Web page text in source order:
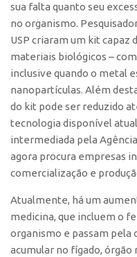
Editais
Pesquisa na USP
EMBRAPIIs
CEPIDs
CEPIX
INCTs
PRPI/USP
InovaUSP
Comunicação
Eventos
sua falta quanto seu
no organismo.
USP criaram um kit
materiais biológicos –
inclusive quando o metal
nanopartículas. Além
do kit pode ser reduzido
tecnologia disponível
intermediada pela
agora procura empresas
comercialização e
Atualmente, há um
medicina, que incluem o
organismo e passam pela
acumular no fígado, órgão